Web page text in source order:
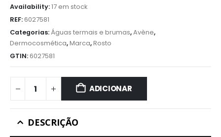
Availability:17 em stock
REF:6027581
Categorias:Águas termais e brumas,Avène,
Dermocosmética,Marca,Rosto
GTIN:6027581
ADICIONAR
DESCRIÇÃO